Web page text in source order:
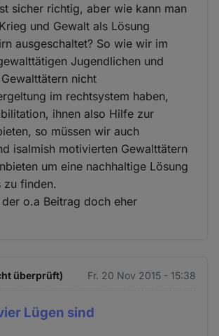
sicher richtig, aber wie kann man
und Gewalt als Lösung
ausgeschaltet? So wie wir im
Jugendlichen und
nicht
im rechtsystem haben,
ihnen also Hilfe zur
so müssen wir auch
isalmish motivierten Gewalttätern
um eine nachhaltige Lösung
zu finden.
o.a Beitrag doch eher
überprüft) Fr. 20 Nov 2015 - 15:38
Lügen sind